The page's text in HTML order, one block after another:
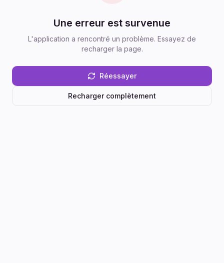
Une erreur est survenue
L'application a rencontré un problème. Essayez de
recharger la page.
Réessayer
Recharger complètement